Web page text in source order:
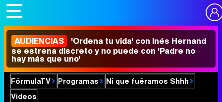
AUDIENCIAS 'Ordena tu vida' con Inés Hernand
se estrena discreto y no puede con 'Padre no
hay más que uno'
FórmulaTV Programas
Ni que fuéramos Shhh
Vídeos